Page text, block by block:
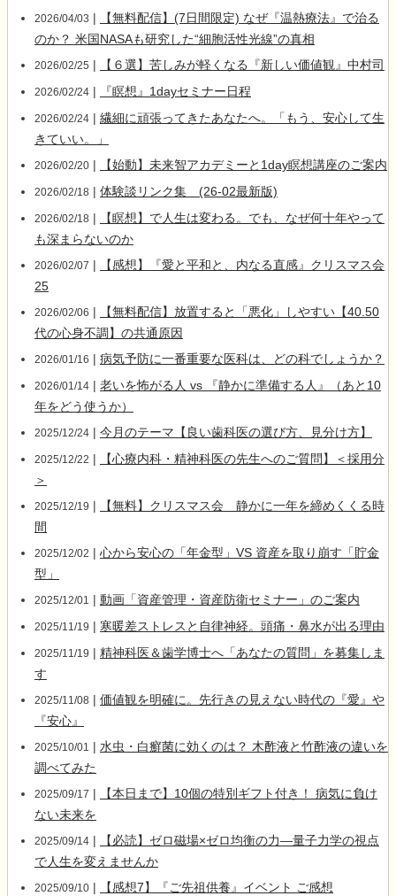
2026/04/03 |
【無料配信】(7日間限定) なぜ『温熱療法』で治る
のか？ 米国NASAも研究した“細胞活性光線”の真相
2026/02/25 | 【６選】苦しみが軽くなる『新しい価値観』中村司
2026/02/24| 『瞑想』1dayセミナー日程
2026/02/24| 繊細に頑張ってきたあなたへ。「もう、安心して生
きていい。」
2026/02/20| 【始動】未来智アカデミーと1day瞑想講座のご案内
2026/02/18 | 体験談リンク集 (26-02最新版)
2026/02/18 |
【瞑想】で人生は変わる。でも、なぜ何十年やって
も深まらないのか
2026/02/07 |
【感想】『愛と平和と、内なる直感』クリスマス会
25
2026/02/06 |
【無料配信】放置すると「悪化」しやすい【40.50
代の心身不調】の共通原因
2026/01/16 | 病気予防に一番重要な医科は、どの科でしょうか？
2026/01/14| 老いを怖がる人 vs 『静かに準備する人』（あと10
年をどう使うか）
2025/12/24| 今月のテーマ【良い歯科医の選び方、見分け方】
2025/12/22 |
【心療内科・精神科医の先生へのご質問】＜採用分
＞
2025/12/19 |
【無料】クリスマス会 静かに一年を締めくくる時
間
2025/12/02 | 心から安心の「年金型」VS 資産を取り崩す「貯金
型」
2025/12/01 | 動画「資産管理・資産防衛セミナー」のご案内
2025/11/19 | 寒暖差ストレスと自律神経。頭痛・鼻水が出る理由
2025/11/19 | 精神科医＆歯学博士へ「あなたの質問」を募集しま
す
2025/11/08 | 価値観を明確に。先行きの見えない時代の『愛』や
『安心』
2025/10/01 | 水虫・白癬菌に効くのは？ 木酢液と竹酢液の違いを
調べてみた
2025/09/17 |
【本日まで】10個の特別ギフト付き！ 病気に負け
ない未来を
2025/09/14|
【必読】ゼロ磁場×ゼロ均衡の力―量子力学の視点
で人生を変えませんか
2025/09/10| 【感想7】『ご先祖供養』イベント ご感想